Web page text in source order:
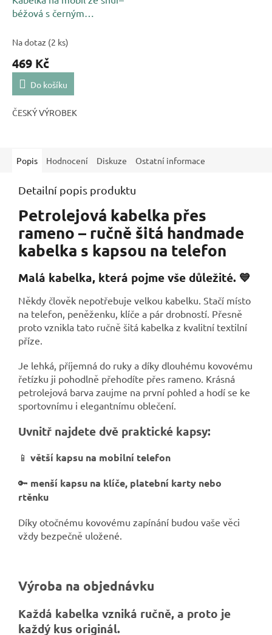
béžová s černým
Na dotaz (2 ks)
469 Kč
Do košíku
ČESKÝ VÝROBEK
Popis Hodnocení Diskuze Ostatní informace
Detailní popis produktu
Petrolejová kabelka přes
rameno – ručně šitá handmade
kabelka s kapsou na telefon
Malá kabelka, která pojme vše důležité. 💙
Někdy člověk nepotřebuje velkou kabelku. Stačí místo
na telefon, peněženku, klíče a pár drobností. Přesně
proto vznikla tato ručně šitá kabelka z kvalitní textilní
příze.
Je lehká, příjemná do ruky a díky dlouhému kovovému
řetízku ji pohodlně přehodíte přes rameno. Krásná
petrolejová barva zaujme na první pohled a hodí se ke
sportovnímu i elegantnímu oblečení.
Uvnitř najdete dvě praktické kapsy:
📱 větší kapsu na mobilní telefon
🔑 menší kapsu na klíče, platební karty nebo
rtěnku
Díky otočnému kovovému zapínání budou vaše věci
vždy bezpečně uložené.
Výroba na objednávku
Každá kabelka vzniká ručně, a proto je
každý kus originál.